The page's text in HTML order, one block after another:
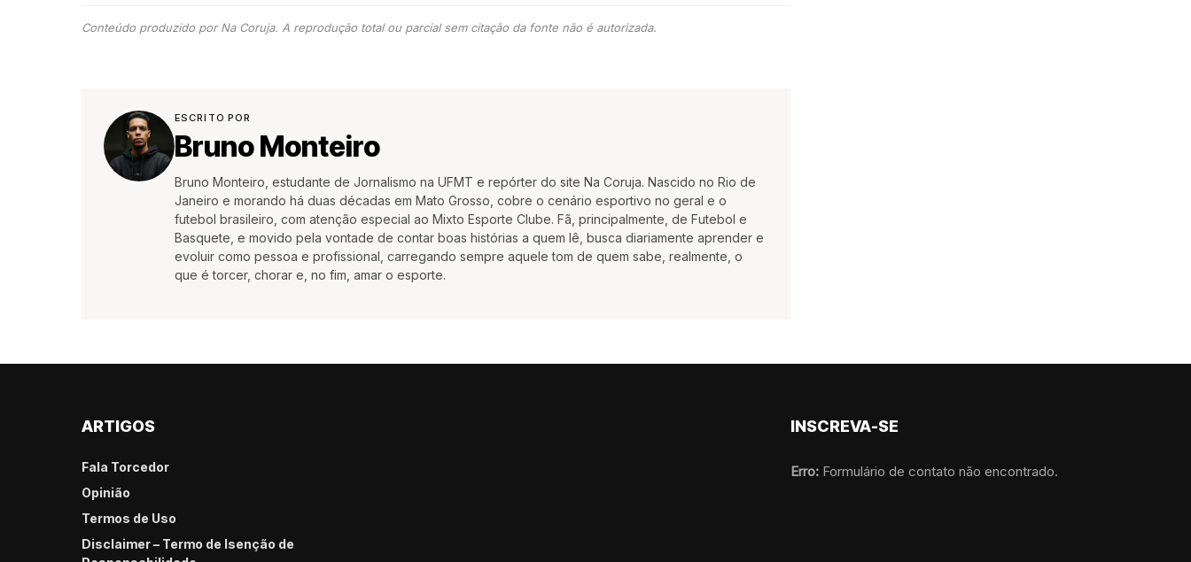
Conteúdo produzido por Na Coruja. A reprodução total ou parcial sem citação da fonte não é autorizada.
ESCRITO POR
Bruno Monteiro
Bruno Monteiro, estudante de Jornalismo na UFMT e repórter do site Na Coruja. Nascido no Rio de
Janeiro e morando há duas décadas em Mato Grosso, cobre o cenário esportivo no geral e o
futebol brasileiro, com atenção especial ao Mixto Esporte Clube. Fã, principalmente, de Futebol e
Basquete, e movido pela vontade de contar boas histórias a quem lê, busca diariamente aprender e
evoluir como pessoa e profissional, carregando sempre aquele tom de quem sabe, realmente, o
que é torcer, chorar e, no fim, amar o esporte.
ARTIGOS
Fala Torcedor
Opinião
Termos de Uso
Disclaimer – Termo de Isenção de
INSCREVA-SE
Erro: Formulário de contato não encontrado.